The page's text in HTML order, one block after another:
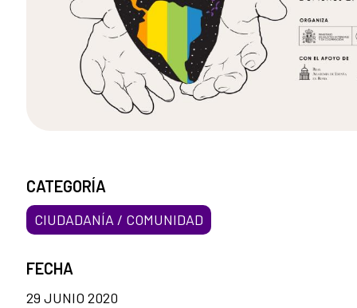
CATEGORÍA
CIUDADANÍA / COMUNIDAD
FECHA
29 JUNIO 2020